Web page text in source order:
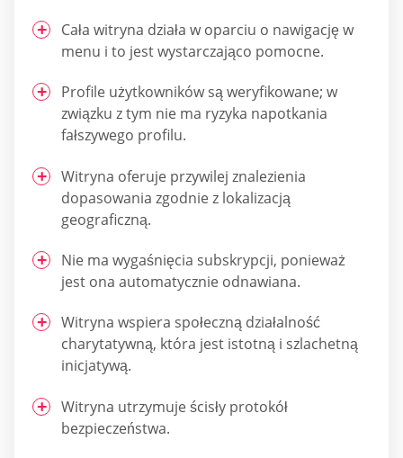
Cała witryna działa w oparciu o nawigację w
menu i to jest wystarczająco pomocne.
Profile użytkowników są weryfikowane; w
związku z tym nie ma ryzyka napotkania
fałszywego profilu.
Witryna oferuje przywilej znalezienia
dopasowania zgodnie z lokalizacją
geograficzną.
Nie ma wygaśnięcia subskrypcji, ponieważ
jest ona automatycznie odnawiana.
Witryna wspiera społeczną działalność
charytatywną, która jest istotną i szlachetną
inicjatywą.
Witryna utrzymuje ścisły protokół
bezpieczeństwa.